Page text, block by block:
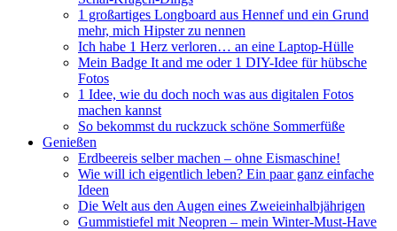
1 großartiges Longboard aus Hennef und ein Grund
mehr, mich Hipster zu nennen
Ich habe 1 Herz verloren… an eine Laptop-Hülle
Mein Badge It and me oder 1 DIY-Idee für hübsche
Fotos
1 Idee, wie du doch noch was aus digitalen Fotos
machen kannst
So bekommst du ruckzuck schöne Sommerfüße
Genießen
Erdbeereis selber machen – ohne Eismaschine!
Wie will ich eigentlich leben? Ein paar ganz einfache
Ideen
Die Welt aus den Augen eines Zweieinhalbjährigen
Gummistiefel mit Neopren – mein Winter-Must-Have